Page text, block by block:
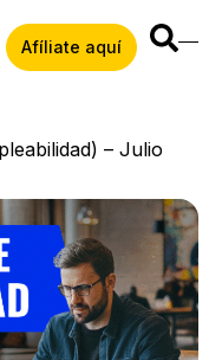
Afíliate aquí
– Julio